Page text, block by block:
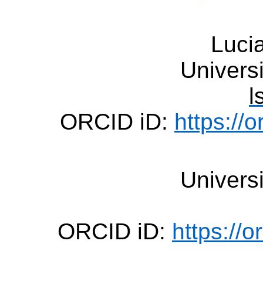
ORCID iD: https://
ORCID iD: https://